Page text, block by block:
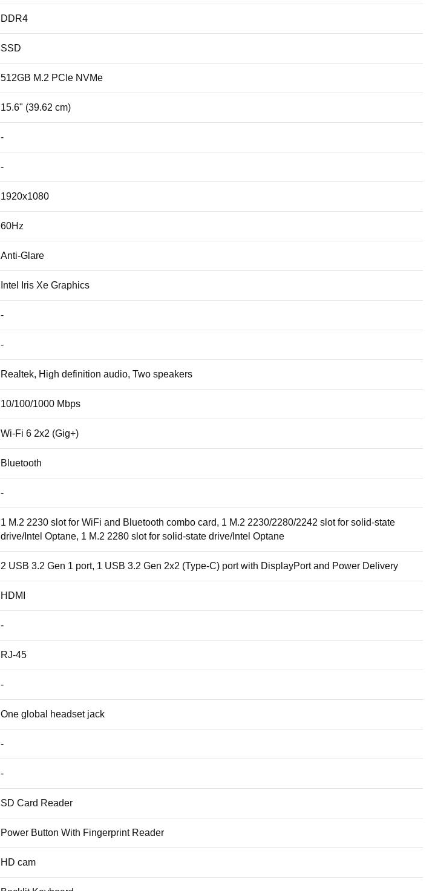
DDR4
SSD
512GB M.2 PCIe NVMe
15.6" (39.62 cm)
-
-
1920x1080
60Hz
Anti-Glare
Intel Iris Xe Graphics
-
-
Realtek, High definition audio, Two speakers
10/100/1000 Mbps
Wi-Fi 6 2x2 (Gig+)
Bluetooth
-
1 M.2 2230 slot for WiFi and Bluetooth combo card, 1 M.2 2230/2280/2242 slot for solid-state
drive/Intel Optane, 1 M.2 2280 slot for solid-state drive/Intel Optane
2 USB 3.2 Gen 1 port, 1 USB 3.2 Gen 2x2 (Type-C) port with DisplayPort and Power Delivery
HDMI
-
RJ-45
-
One global headset jack
-
-
SD Card Reader
Power Button With Fingerprint Reader
HD cam